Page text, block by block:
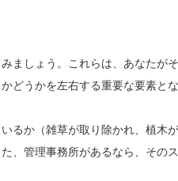
ましょう。これらは、あなたが
どうかを左右する重要な要素とな
るか（雑草が取り除かれ、植木
、管理事務所があるなら、その